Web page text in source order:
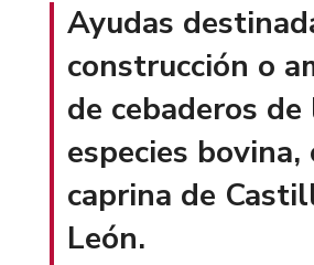
Ayudas
construcción o
de cebaderos de
especies bovina,
caprina de
León.